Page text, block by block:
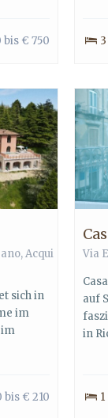
bis € 750 3
Acqui
sich in
im
bis € 210
Via
auf
in
1